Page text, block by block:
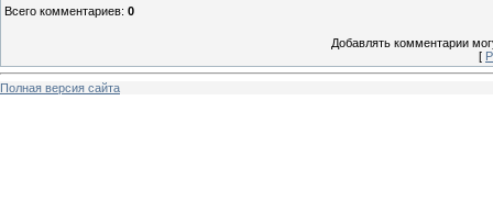
Всего комментариев: 0
Добавлять комментарии
[
Полная версия сайта